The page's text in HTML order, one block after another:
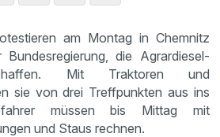
am Montag in Chemnitz
die Agrardiesel-
Mit Traktoren und
sie von drei Treffpunkten aus ins
müssen bis Mittag mit
und Staus rechnen.